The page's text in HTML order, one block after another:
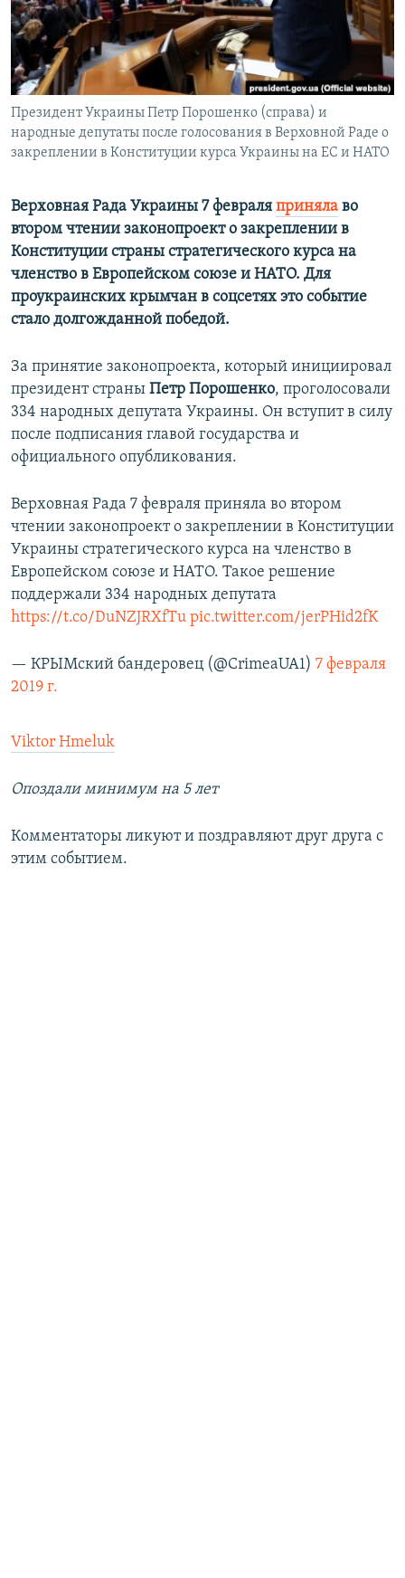
ПОБЕДИТЕЛЕЙ НЕ СУДЯТ?
КРЫМ.НЕПОКОРЕННЫЙ
ELIFBE
УКРАИНСКАЯ ПРОБЛЕМА КРЫМА
ПРИСОЕДИНЯЙТЕСЬ!
Все сайты RFE/RL
Президент Украины Петр Порошенко (справа) и
народные депутаты после голосования в Верховной Раде о
закреплении в Конституции курса Украины на ЕС и НАТО
Верховная Рада Украины 7 февраля приняла во
втором чтении законопроект о закреплении в
Конституции страны стратегического курса на
членство в Европейском союзе и НАТО. Для
проукраинских крымчан в соцсетях это событие
стало долгожданной победой.
За принятие законопроекта, который инициировал
президент страны Петр Порошенко, проголосовали
334 народных депутата Украины. Он вступит в силу
после подписания главой государства и
официального опубликования.
Верховная Рада 7 февраля приняла во втором
чтении законопроект о закреплении в Конституции
Украины стратегического курса на членство в
Европейском союзе и НАТО. Такое решение
поддержали 334 народных депутата
https://t.co/DuNZJRXfTu pic.twitter.com/jerPHid2fK
— КРЫМский бандеровец (@CrimeaUA1) 7 февраля
2019 г.
Viktor Hmeluk
Опоздали минимум на 5 лет
Комментаторы ликуют и поздравляют друг друга с
этим событием.